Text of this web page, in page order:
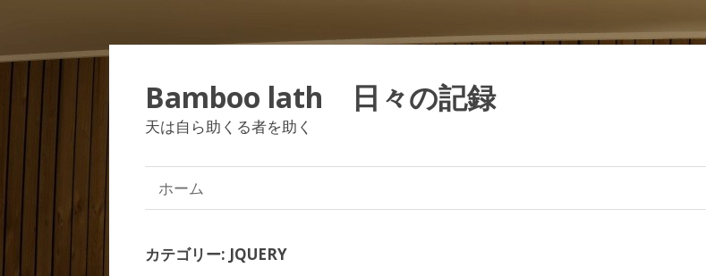
Bamboo lath 日々の記録
天は自ら助くる者を助く
ホーム
カテゴリー: JQUERY